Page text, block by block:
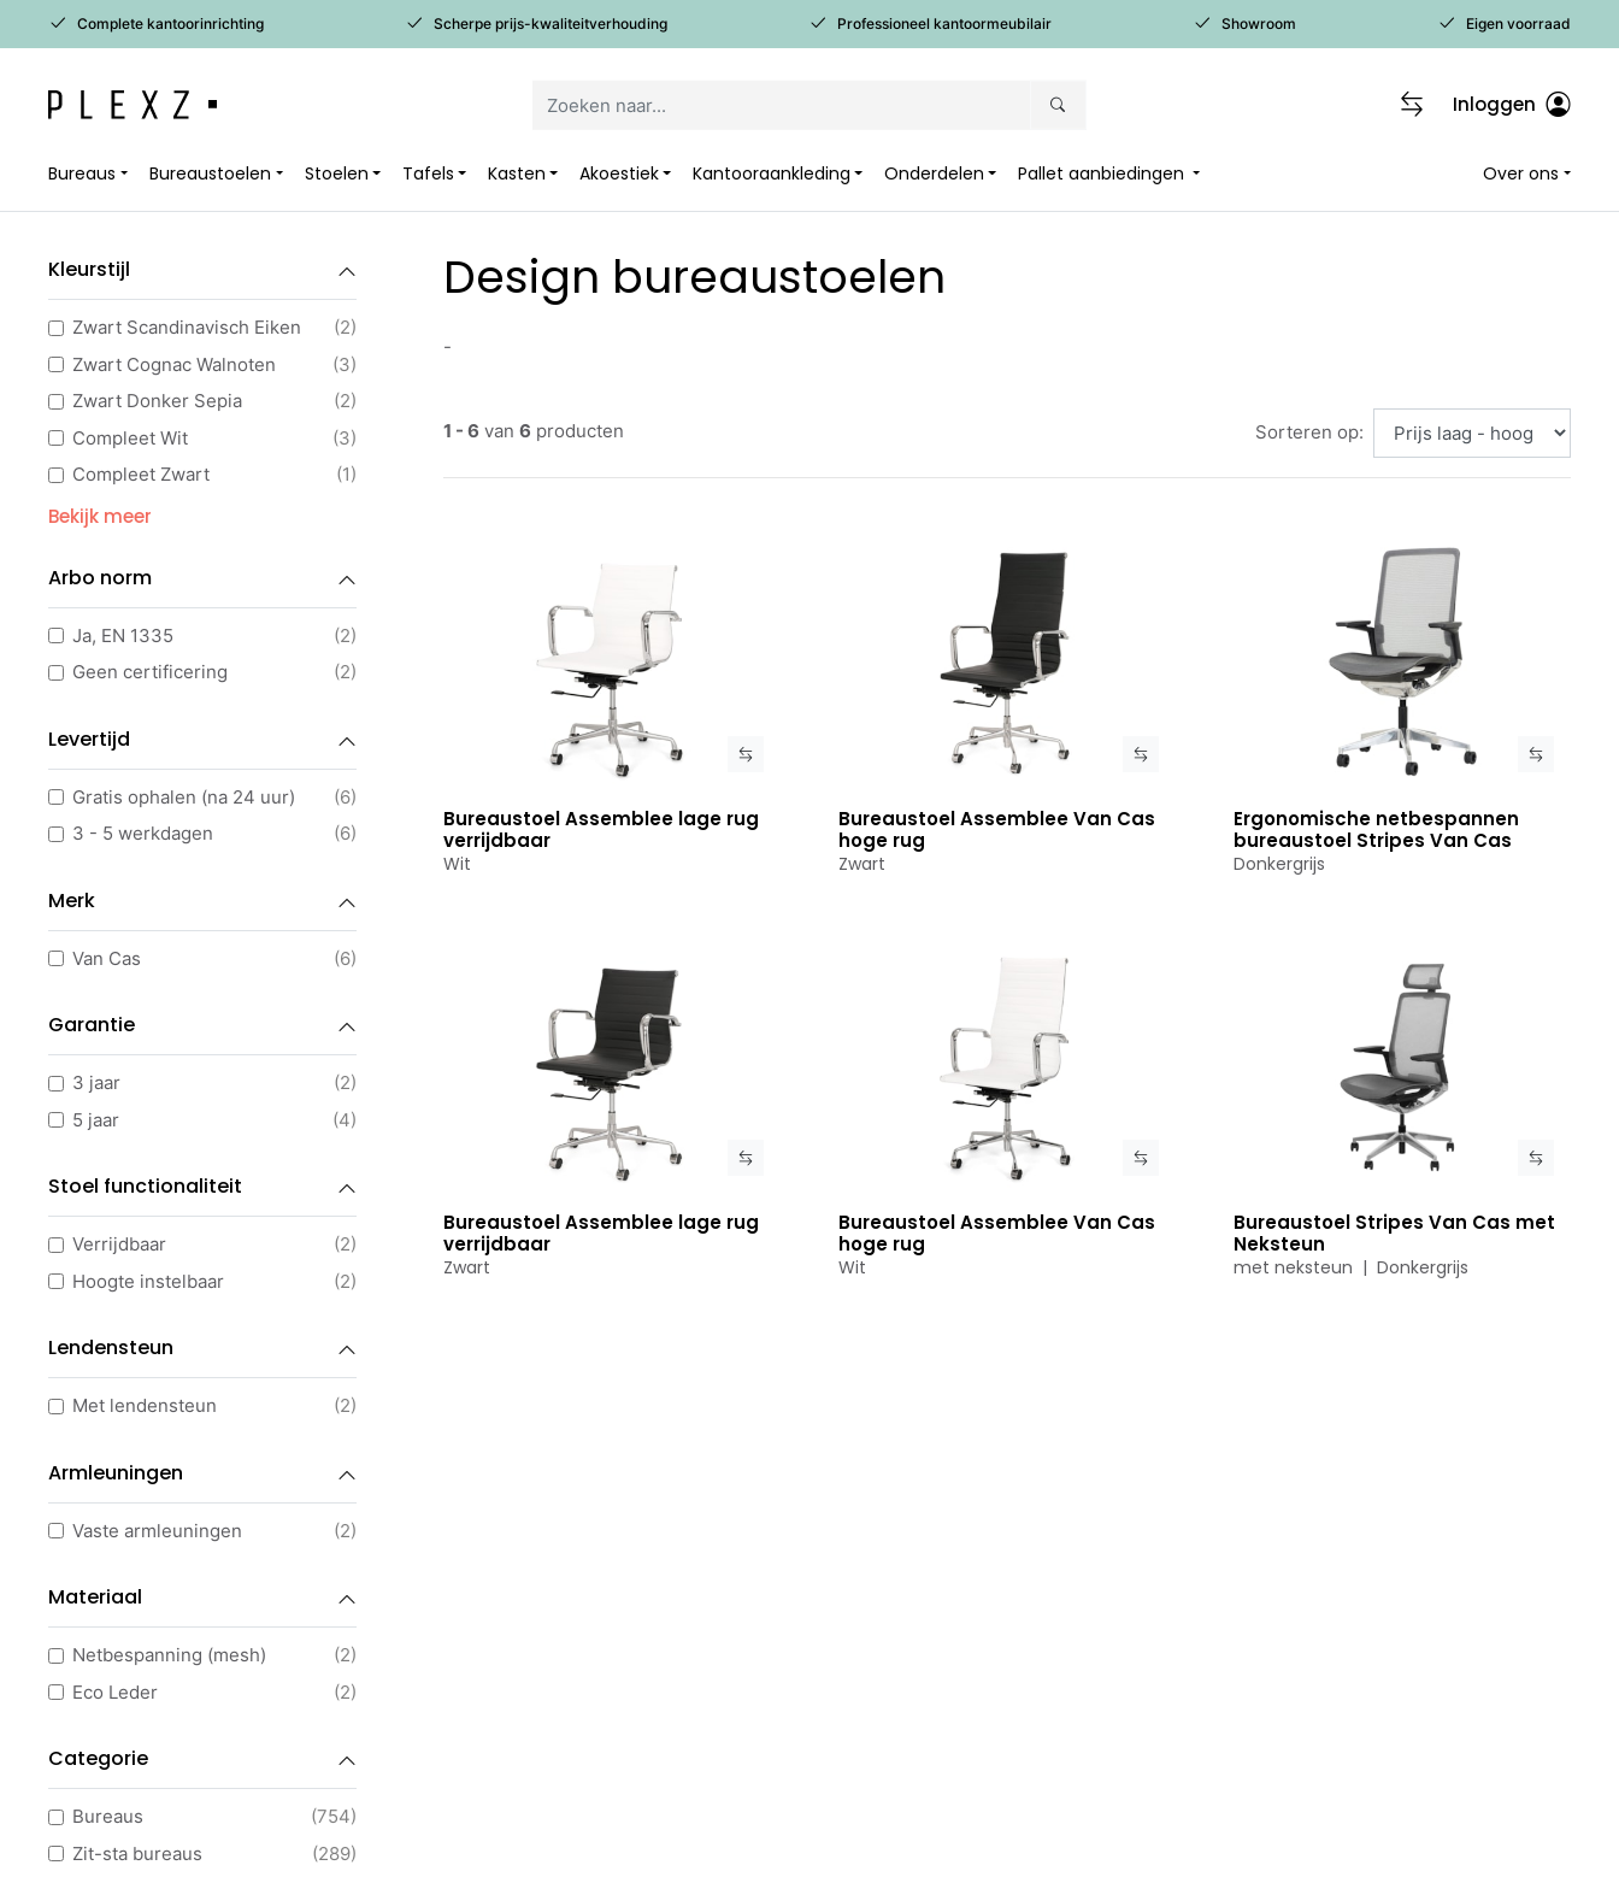
Complete kantoorinrichting Scherpe prijs-kwaliteitverhouding Professioneel kantoormeubilair Showroom Eigen voorraad
Inloggen
Bureaus Bureaustoelen Stoelen Tafels Kasten Akoestiek Kantooraankleding Onderdelen Pallet aanbiedingen Over ons
Kleurstijl
Zwart Scandinavisch Eiken
(2)
Zwart Cognac Walnoten
(3)
Zwart Donker Sepia
(2)
Compleet Wit
(3)
Compleet Zwart
(1)
Wit Cognac Walnoten
(3)
(1)
Bekijk meer
Arbo norm
Ja, EN 1335
(2)
Geen certificering
(2)
Levertijd
Gratis ophalen (na 24 uur)
(6)
3 - 5 werkdagen
(6)
Merk
Van Cas (6)
Garantie
3 jaar
(2)
5 jaar
(4)
Stoel functionaliteit
Verrijdbaar
(2)
Hoogte instelbaar
(2)
Lendensteun
Met lendensteun (2)
Armleuningen
Vaste armleuningen (2)
Materiaal
Netbespanning (mesh)
(2)
Eco Leder
(2)
Categorie
Bureaus
(754)
Zit-sta bureaus
(289)
Design bureaustoelen
-
1 - 6 van 6 producten Sorteren op:
Bekijk product
Bureaustoel Assemblee lage rug
verrijdbaar
Wit
Bekijk product
Bureaustoel Assemblee Van Cas
hoge rug
Zwart
Bekijk product
Ergonomische netbespannen
bureaustoel Stripes Van Cas
Donkergrijs
Bekijk product
Bureaustoel Assemblee lage rug
verrijdbaar
Zwart
Bekijk product
Bureaustoel Assemblee Van Cas
hoge rug
Wit
Bekijk product
Bureaustoel Stripes Van Cas met
Neksteun
met neksteun | Donkergrijs